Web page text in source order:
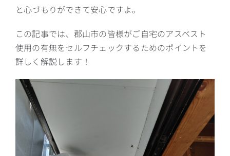
と心づもりができて安心ですよ。
この記事では、郡山市の皆様がご自宅のアスベスト
使用の有無をセルフチェックするためのポイントを
詳しく解説します！